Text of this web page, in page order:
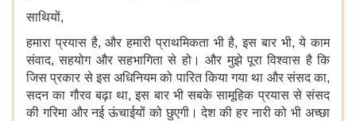
साथियों,
हमारा प्रयास है, और हमारी प्राथमिकता भी है, इस बार भी, ये काम
संवाद, सहयोग और सहभागिता से हो। और मुझे पूरा विश्वास है कि
जिस प्रकार से इस अधिनियम को पारित किया गया था और संसद का,
सदन का गौरव बढ़ा था, इस बार भी सबके सामूहिक प्रयास से संसद
की गरिमा और नई ऊंचाईयों को छुएगी। देश की हर नारी को भी अच्छा